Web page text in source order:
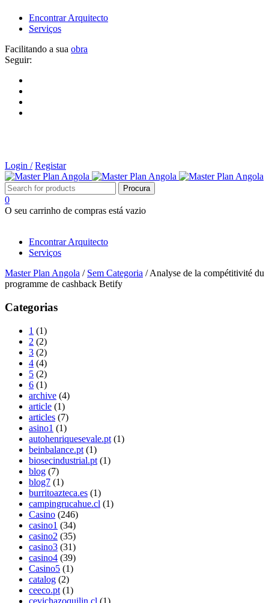
Encontrar Arquitecto
Serviços
Facilitando a sua obra
Seguir:
Login / Registar
0
O seu carrinho de compras está vazio
Encontrar Arquitecto
Serviços
Master Plan Angola / Sem Categoria / Analyse de la compétitivité du
programme de cashback Betify
Categorias
1 (1)
2 (2)
3 (2)
4 (4)
5 (2)
6 (1)
archive (4)
article (1)
articles (7)
asino1 (1)
autohenriquesevale.pt (1)
beinbalance.pt (1)
biosecindustrial.pt (1)
blog (7)
blog7 (1)
burritoazteca.es (1)
campingrucahue.cl (1)
Casino (246)
casino1 (34)
casino2 (35)
casino3 (31)
casino4 (39)
Casino5 (1)
catalog (2)
ceeco.pt (1)
cevichazoquilin.cl (1)